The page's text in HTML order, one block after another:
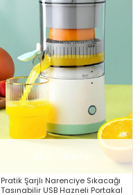
Stok Tükendi
Pratik Şarjlı Narenciye Sıkacağı
Taşınabilir USB Hazneli Portakal